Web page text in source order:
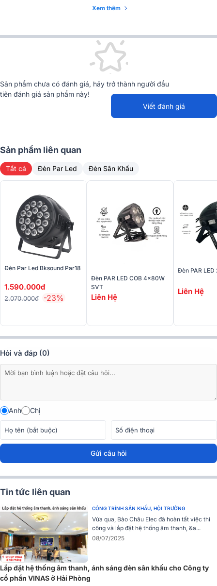
1. Nguồn sáng chất lượng - Hiệu ứng đa dạng
Đèn sân khấuBksound LX Cob200 sử dụng
suất 50W
có thể chọn giữa trắng lạnh, trắng ấm hoặc RGB
đến hiệu ứng ánh sáng chân thực và phong phú. Công nghệ COB
cho ánh sáng tập trung, cường độ cao và đều màu, giúp sân khấu
luôn nổi bật và tạo điểm nhấn trực quan.
Người dùng có thể dễ dàng phối màu hoặc chuyển đổi giữa các chế
độ ánh sáng khác nhau để phù hợp với từng kịch bản biểu diễn, từ
nhẹ nhàng, ấm áp đến rực rỡ, bùng nổ.
2. Góc mở thấu kính 60° - Khoảng cách chiếu sáng
chiếu sáng 4 đến 30 mét
karaoke, sân khấu mini đến hội trường trung bình và lớn. Nhờ vậy,
LX Cob200 dễ dàng tạo hiệu ứng ánh sáng bao phủ toàn bộ không
gian biểu diễn.
Xem thêm
Sản phẩm chưa có đánh giá, hãy trở thành người đầu
tiên đánh giá sản phẩm này!
Viết đánh giá
Sản phẩm liên quan
Tất cả Đèn Par Led Đèn Sân Khấu
Đèn Par Led Bksound Par18
1.590.000đ
2.070.000đ -23%
Đèn PAR LED COB 4x80W
SVT
Liên Hệ
Đèn PAR
Liên Hệ
Hỏi và đáp (0)
Anh Chị
Gửi câu hỏi
Tin tức liên quan
CÔNG TRÌNH SÂN KHẤU, HỘI TRƯỜNG
Vừa qua, Bảo Châu Elec đã hoàn tất việc thi
công và lắp đặt hệ thống âm thanh, &a...
08/07/2025
Lắp đặt hệ thống âm thanh, ánh sáng đèn sân khấu cho Công ty
cổ phần VINAS ở Hải Phòng